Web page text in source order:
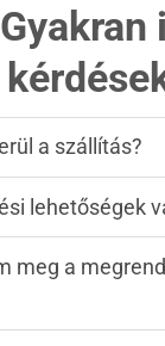
a szállítás?
lehetőségek
meg a